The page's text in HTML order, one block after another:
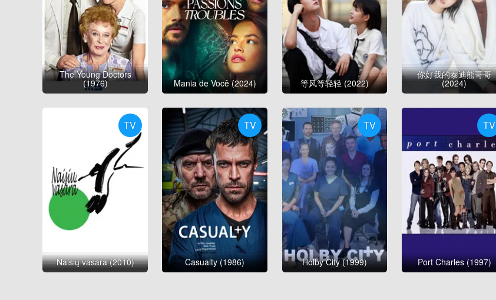
The Young Doctors
(1976) Mania de Você (2024) 等风等轻轻 (2022)
你好我的泰迪熊哥哥
(2024)
TV
Naisių vasara (2010)
TV
Casualty (1986)
TV
Holby City (1999)
TV
Port Charles (1997)